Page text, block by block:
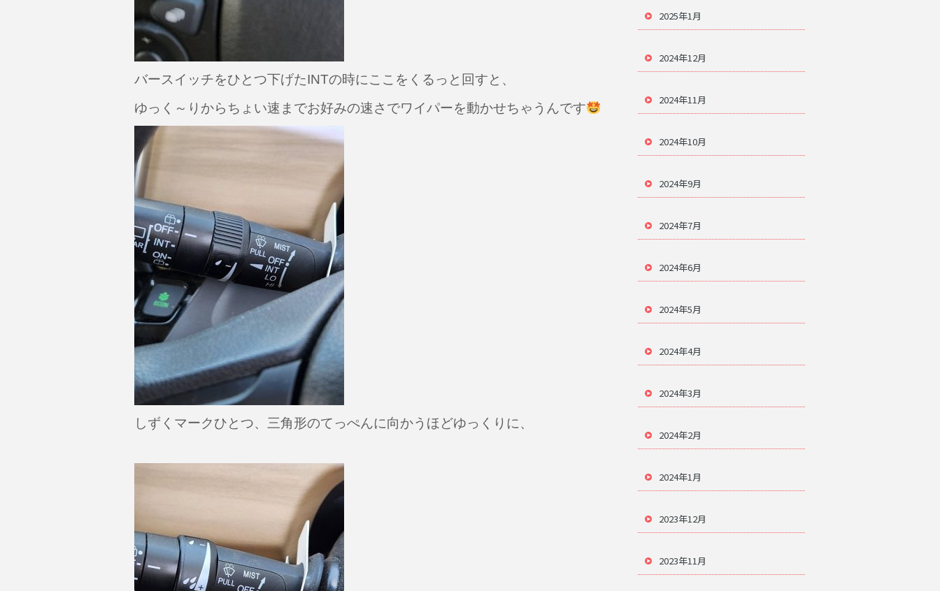
バースイッチをひとつ下げたINTの時にここをくるっと回すと、
ゆっく～りからちょい速までお好みの速さでワイパーを動かせちゃうんです
しずくマークひとつ、三角形のてっぺんに向かうほどゆっくりに、
2025年1月
2024年12月
2024年11月
2024年10月
2024年9月
2024年7月
2024年6月
2024年5月
2024年4月
2024年3月
2024年2月
2024年1月
2023年12月
2023年11月